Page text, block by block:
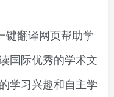
键翻译网页帮助学
国际优秀的学术文
学习兴趣和自主学